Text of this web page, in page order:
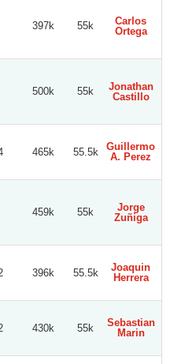
397k 55k
Carlos
Ortega
500k 55k
Jonathan
Castillo
465k 55.5k
Guillermo
A. Perez
459k 55k
Jorge
Zuñiga
396k 55.5k
Joaquin
Herrera
430k 55k
Sebastian
Marin